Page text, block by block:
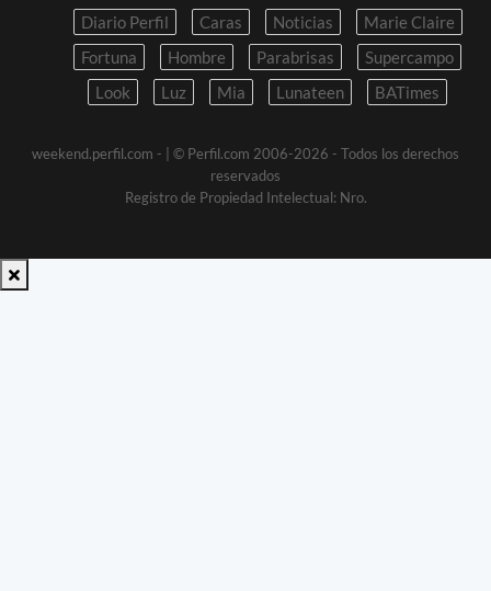
Diario Perfil Caras Noticias
Marie Claire
Fortuna
Hombre Parabrisas
Supercampo
Look
Luz Mia Lunateen BATimes
weekend.perfil.com -
| © Perfil.com 2006-2026 - Todos los derechos
reservados
Registro de Propiedad Intelectual: Nro.